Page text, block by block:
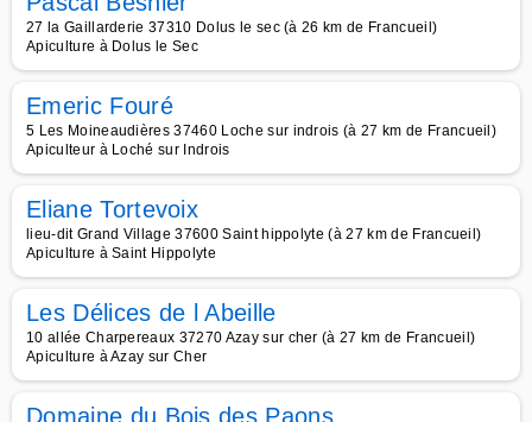
27 la Gaillarderie 37310 Dolus le sec (à 26 km de Francueil)
Apiculture à Dolus le Sec
Emeric Fouré
5 Les Moineaudières 37460 Loche sur indrois (à 27 km de Francueil)
Apiculteur à Loché sur Indrois
Eliane Tortevoix
lieu-dit Grand Village 37600 Saint hippolyte (à 27 km de Francueil)
Apiculture à Saint Hippolyte
Les Délices de l Abeille
10 allée Charpereaux 37270 Azay sur cher (à 27 km de Francueil)
Apiculture à Azay sur Cher
Domaine du Bois des Paons